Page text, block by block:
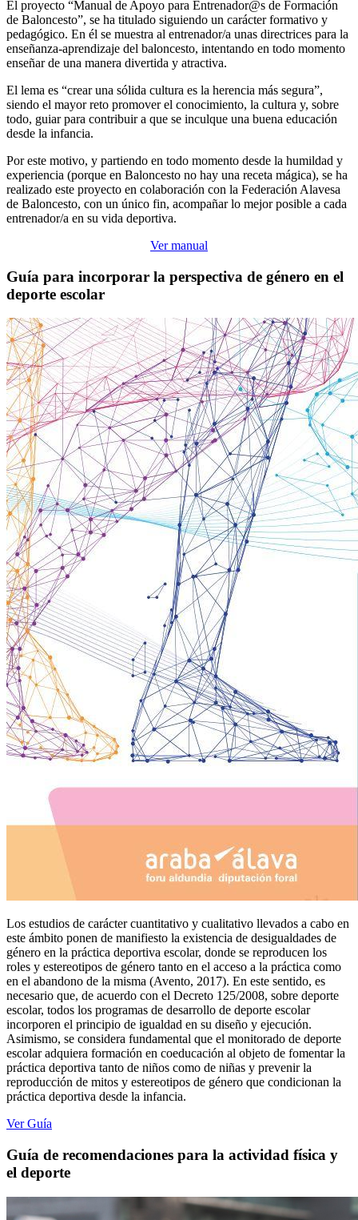
El proyecto “Manual de Apoyo para Entrenador@s de Formación
de Baloncesto”, se ha titulado siguiendo un carácter formativo y
pedagógico. En él se muestra al entrenador/a unas directrices para la
enseñanza-aprendizaje del baloncesto, intentando en todo momento
enseñar de una manera divertida y atractiva.
El lema es “crear una sólida cultura es la herencia más segura”,
siendo el mayor reto promover el conocimiento, la cultura y, sobre
todo, guiar para contribuir a que se inculque una buena educación
desde la infancia.
Por este motivo, y partiendo en todo momento desde la humildad y
experiencia (porque en Baloncesto no hay una receta mágica), se ha
realizado este proyecto en colaboración con la Federación Alavesa
de Baloncesto, con un único fin, acompañar lo mejor posible a cada
entrenador/a en su vida deportiva.
Ver manual
Guía para incorporar la perspectiva de género en el
deporte escolar
Los estudios de carácter cuantitativo y cualitativo llevados a cabo en
este ámbito ponen de manifiesto la existencia de desigualdades de
género en la práctica deportiva escolar, donde se reproducen los
roles y estereotipos de género tanto en el acceso a la práctica como
en el abandono de la misma (Avento, 2017). En este sentido, es
necesario que, de acuerdo con el Decreto 125/2008, sobre deporte
escolar, todos los programas de desarrollo de deporte escolar
incorporen el principio de igualdad en su diseño y ejecución.
Asimismo, se considera fundamental que el monitorado de deporte
escolar adquiera formación en coeducación al objeto de fomentar la
práctica deportiva tanto de niños como de niñas y prevenir la
reproducción de mitos y estereotipos de género que condicionan la
práctica deportiva desde la infancia.
Ver Guía
Guía de recomendaciones para la actividad física y
el deporte